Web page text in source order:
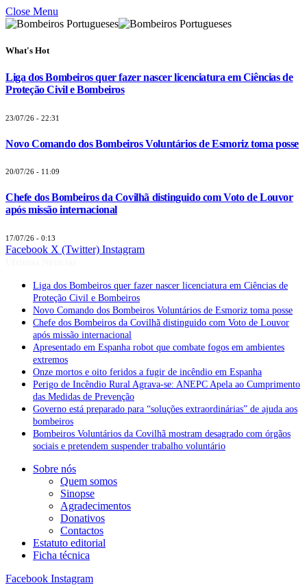
Close Menu
What's Hot
Liga dos Bombeiros quer fazer nascer licenciatura em Ciências de
Proteção Civil e Bombeiros
23/07/26 - 22:31
Novo Comando dos Bombeiros Voluntários de Esmoriz toma posse
20/07/26 - 11:09
Chefe dos Bombeiros da Covilhã distinguido com Voto de Louvor
após missão internacional
17/07/26 - 0:13
Facebook X (Twitter) Instagram
Liga dos Bombeiros quer fazer nascer licenciatura em Ciências de
Proteção Civil e Bombeiros
Novo Comando dos Bombeiros Voluntários de Esmoriz toma posse
Chefe dos Bombeiros da Covilhã distinguido com Voto de Louvor
após missão internacional
Apresentado em Espanha robot que combate fogos em ambientes
extremos
Onze mortos e oito feridos a fugir de incêndio em Espanha
Perigo de Incêndio Rural Agrava-se: ANEPC Apela ao Cumprimento
das Medidas de Prevenção
Governo está preparado para “soluções extraordinárias” de ajuda aos
bombeiros
Bombeiros Voluntários da Covilhã mostram desagrado com órgãos
sociais e pretendem suspender trabalho voluntário
Sobre nós
Quem somos
Sinopse
Agradecimentos
Donativos
Contactos
Estatuto editorial
Ficha técnica
Facebook Instagram